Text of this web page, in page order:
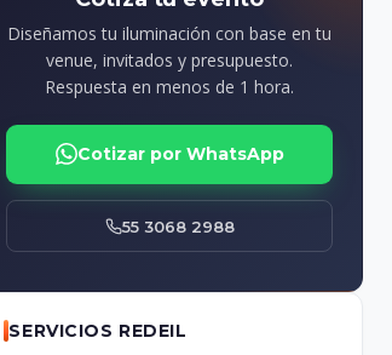
Diseñamos tu iluminación con base en tu
venue, invitados y presupuesto.
Respuesta en menos de 1 hora.
Cotizar por WhatsApp
55 3068 2988
SERVICIOS REDEIL